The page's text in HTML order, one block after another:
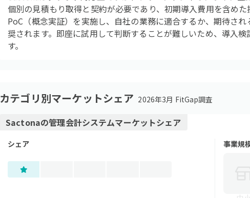
個別の見積もり取得と契約が必要であり、初期導入費用を含め
PoC（概念実証）を実施し、自社の業務に適合するか、期待さ
奨されます。即座に試用して判断することが難しいため、導入
す。
カテゴリ別マーケットシェア 2026年3月 FitGap調査
Sactonaの管理会計システムマーケットシェア
シェア 事業規